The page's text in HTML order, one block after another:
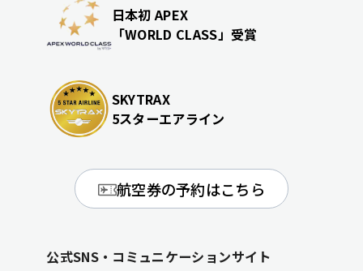
日本初 APEX
「WORLD CLASS」受賞
SKYTRAX
5スターエアライン
航空券の予約はこちら
公式SNS・コミュニケーションサイト